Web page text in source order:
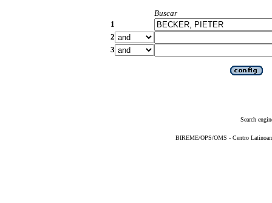
Buscar
1
2
3
Search
BIREME/OPS/OMS - Centro